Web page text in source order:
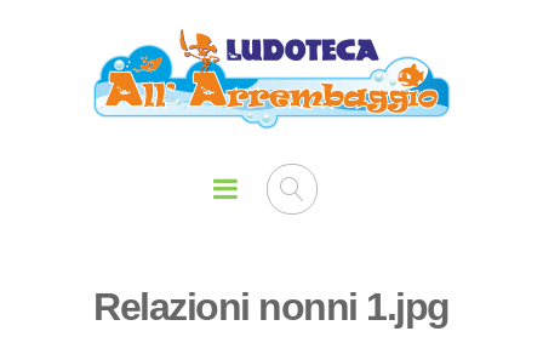
Relazioni nonni 1.jpg